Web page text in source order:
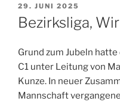
VERÖFFENTLICHT
AM
29. JUNI 2025
Bezirksliga,
Grund zum Jubeln
C1 unter Leitung von
Kunze. In neuer
Mannschaft